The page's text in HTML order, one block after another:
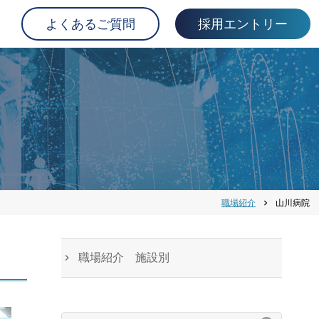
よくあるご質問 採用エントリー
職場紹介 chevron_right 山川病院
職場紹介 施設別